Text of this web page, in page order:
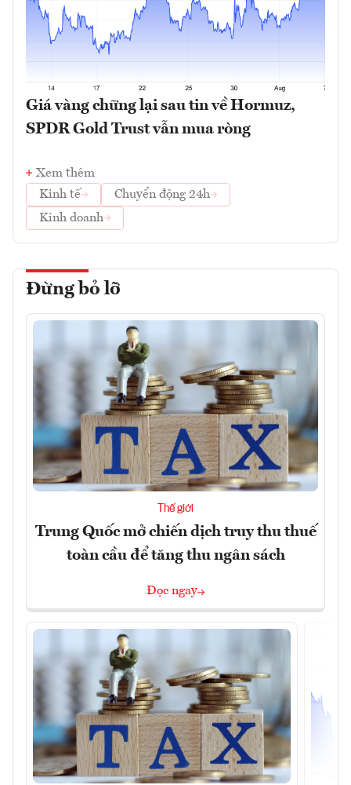
Giá vàng chững lại sau tin về Hormuz,
SPDR Gold Trust vẫn mua ròng
Xem thêm
Kinh tế
Chuyển động 24h
Kinh doanh
Đừng bỏ lỡ
Thế giới
Trung Quốc mở chiến dịch truy thu thuế
toàn cầu để tăng thu ngân sách
Đọc ngay